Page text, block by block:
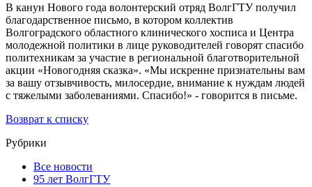
В канун Нового года волонтерский отряд ВолгГТУ получил
благодарственное письмо, в котором коллектив
Волгоградского областного клинического хосписа и Центра
молодежной политики в лице руководителей говорят спасибо
политехникам за участие в региональной благотворительной
акции «Новогодняя сказка». «Мы искренне признательны вам
за вашу отзывчивость, милосердие, внимание к нуждам людей
с тяжелыми заболеваниями. Спасибо!» - говорится в письме.
Возврат к списку
Рубрики
Все новости
95 лет ВолгГТУ